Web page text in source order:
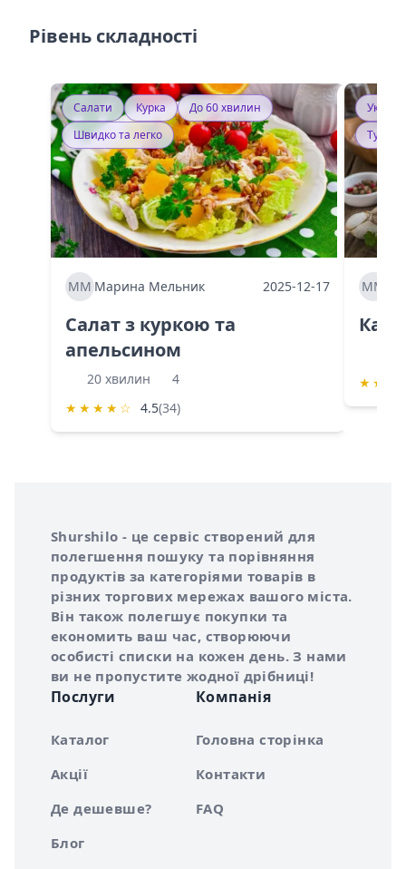
Рівень складності
Салати Курка
До 60 хвилин
Швидко та легко
ММ Марина Мельник 2025-12-17
Салат з куркою та
апельсином
20 хвилин
4
★ ★ ★ ★ ☆ 4.5(34)
ММ
★ ★
Про сервіс Shurshilo
Shurshilo - це сервіс створений для
полегшення пошуку та порівняння
продуктів за категоріями товарів в
різних торгових мережах вашого міста.
Він також полегшує покупки та
економить ваш час, створюючи
особисті списки на кожен день. З нами
ви не пропустите жодної дрібниці!
Послуги
Каталог
Акції
Де дешевше?
Блог
Компанія
Головна сторінка
Контакти
FAQ